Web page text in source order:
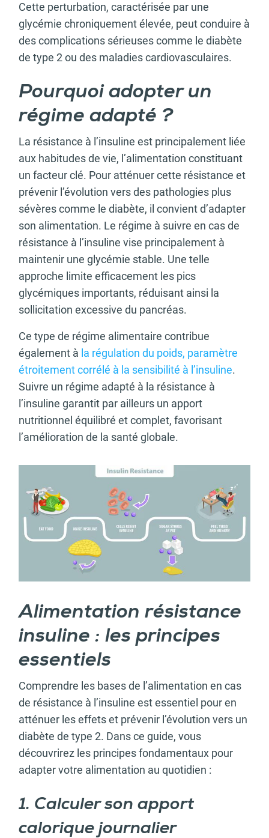
Cette perturbation, caractérisée par une
glycémie chroniquement élevée, peut conduire à
des complications sérieuses comme le diabète
de type 2 ou des maladies cardiovasculaires.
Pourquoi adopter un
régime adapté ?
La résistance à l’insuline est principalement liée
aux habitudes de vie, l’alimentation constituant
un facteur clé. Pour atténuer cette résistance et
prévenir l’évolution vers des pathologies plus
sévères comme le diabète, il convient d’adapter
son alimentation. Le régime à suivre en cas de
résistance à l’insuline vise principalement à
maintenir une glycémie stable. Une telle
approche limite efficacement les pics
glycémiques importants, réduisant ainsi la
sollicitation excessive du pancréas.
Ce type de régime alimentaire contribue
également à la régulation du poids, paramètre
étroitement corrélé à la sensibilité à l’insuline.
Suivre un régime adapté à la résistance à
l’insuline garantit par ailleurs un apport
nutritionnel équilibré et complet, favorisant
l’amélioration de la santé globale.
Alimentation résistance
insuline : les principes
essentiels
Comprendre les bases de l’alimentation en cas
de résistance à l’insuline est essentiel pour en
atténuer les effets et prévenir l’évolution vers un
diabète de type 2. Dans ce guide, vous
découvrirez les principes fondamentaux pour
adapter votre alimentation au quotidien :
1. Calculer son apport
calorique journalier